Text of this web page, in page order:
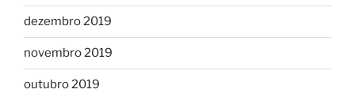
dezembro 2019
novembro 2019
outubro 2019